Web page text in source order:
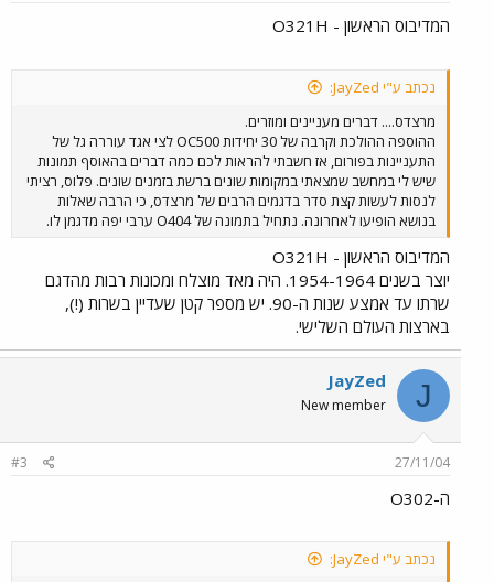
המדיבוס הראשון - O321H
נכתב ע"י JayZed:
מרצדס.... דברים מעניינים ומוזרים.
ההוספה ההולכת וקרבה של 30 יחידות OC500 לצי אגד עוררה גל של
התעניינות בפורום, אז חשבתי להראות לכם כמה דברים בהאוסף תמונות
שיש לי במחשב שמצאתי במקומות שונים ברשת בזמנים שונים. פלוס, רציתי
לנסות לעשות קצת סדר בדגמים הרבים של מרצדס, כי הרבה שאלות
בנושא הופיעו לאחרונה. נתחיל בתמונה של O404 ערבי יפה מדגמן לו.
המדיבוס הראשון - O321H
יוצר בשנים 1954-1964. היה מאד מוצלח ומכונות רבות מהדגם
שרתו עד אמצע שנות ה-90. יש מספר קטן שעדיין בשרות (!),
בארצות העולם השלישי.
J
JayZed
New member
27/11/04
#3
ה-O302
נכתב ע"י JayZed: